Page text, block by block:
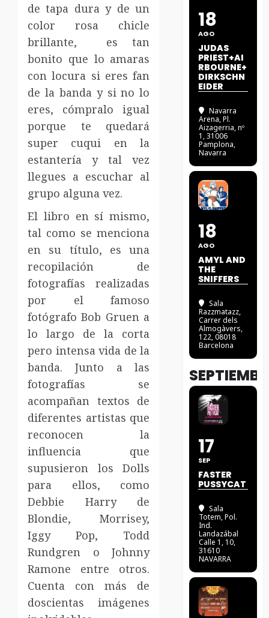
de tapa dura y de un
color rosa chicle
brillante, es tan
bonito que lo amaras
con locura si eres fan
de la banda y si no lo
eres, cómpralo igual
porque te quedará
super cuqui en la
estantería y tal vez
llegues a escuchar al
grupo alguna vez.
El libro en sí mismo,
tal como se menciona
en su título, es una
recopilación de
fotografías realizadas
por el famoso
fotógrafo Bob Gruen a
lo largo de la corta
pero intensa vida de la
banda. Junto a las
fotografías se
acompañan textos de
diferentes artistas que
reconocen la
influencia que
supusieron los Dolls
para ellos, como
Debbie Harry de
Blondie, Morrisey,
Iggy Pop, Todd
Rundgren o Johnny
Ramone entre otros.
Cuenta con más de
doscientas imágenes
18
AGO
JUDAS
PRIEST+AI
RBOURNE+
DIRKSCHN
EIDER
Navarra
Arena, Pl.
Aizagerria, nº
1, 31006
Pamplona,
Navarra
18
AGO
AMYL AND
THE
SNIFFERS
Sala
Razzmatazz,
Carrer dels
Almogàvers,
122, 08018
Barcelona
17
SEP
FASTER
PUSSYCAT
Sala
Totem, Pol.
Ind.
Landazábal
Calle 1, 10,
31610
NAVARRA